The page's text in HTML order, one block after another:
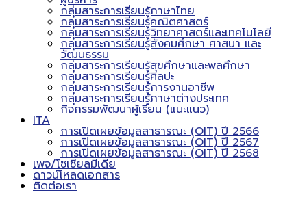
กลุ่มสาระการเรียนรู้ภาษาไทย
กลุ่มสาระการเรียนรู้คณิตศาสตร์
กลุ่มสาระการเรียนรู้วิทยาศาสตร์และเทคโนโลยี
กลุ่มสาระการเรียนรู้สังคมศึกษา ศาสนา และ
วัฒนธรรม
กลุ่มสาระการเรียนรู้สุขศึกษาและพลศึกษา
กลุ่มสาระการเรียนรู้ศิลปะ
กลุ่มสาระการเรียนรู้การงานอาชีพ
กลุ่มสาระการเรียนรู้ภาษาต่างประเทศ
กิจกรรมพัฒนาผู้เรียน (แนะแนว)
ITA
การเปิดเผยข้อมูลสาธารณะ (OIT) ปี 2566
การเปิดเผยข้อมูลสาธารณะ (OIT) ปี 2567
การเปิดเผยข้อมูลสาธารณะ (OIT) ปี 2568
เพจ/โซเชียลมีเดีย
ดาวน์โหลดเอกสาร
ติดต่อเรา